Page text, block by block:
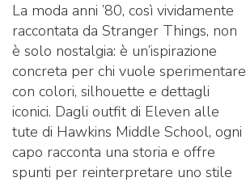
La moda anni ’80, così vividamente
raccontata da Stranger Things, non
è solo nostalgia: è un’ispirazione
concreta per chi vuole sperimentare
con colori, silhouette e dettagli
iconici. Dagli outfit di Eleven alle
tute di Hawkins Middle School, ogni
capo racconta una storia e offre
spunti per reinterpretare uno stile